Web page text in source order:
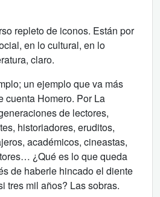
repleto de iconos. Están por
en lo cultural, en lo
claro.
un ejemplo que va más
cuenta Homero. Por La
de lectores,
historiadores, eruditos,
académicos, cineastas,
¿Qué es lo que queda
de haberle hincado el diente
tres mil años? Las sobras.